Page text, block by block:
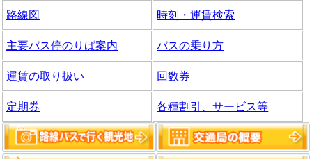
路線図 時刻・運賃検索
主要バス停のりば案内 バスの乗り方
運賃の取り扱い 回数券
定期券 各種割引、サービス等